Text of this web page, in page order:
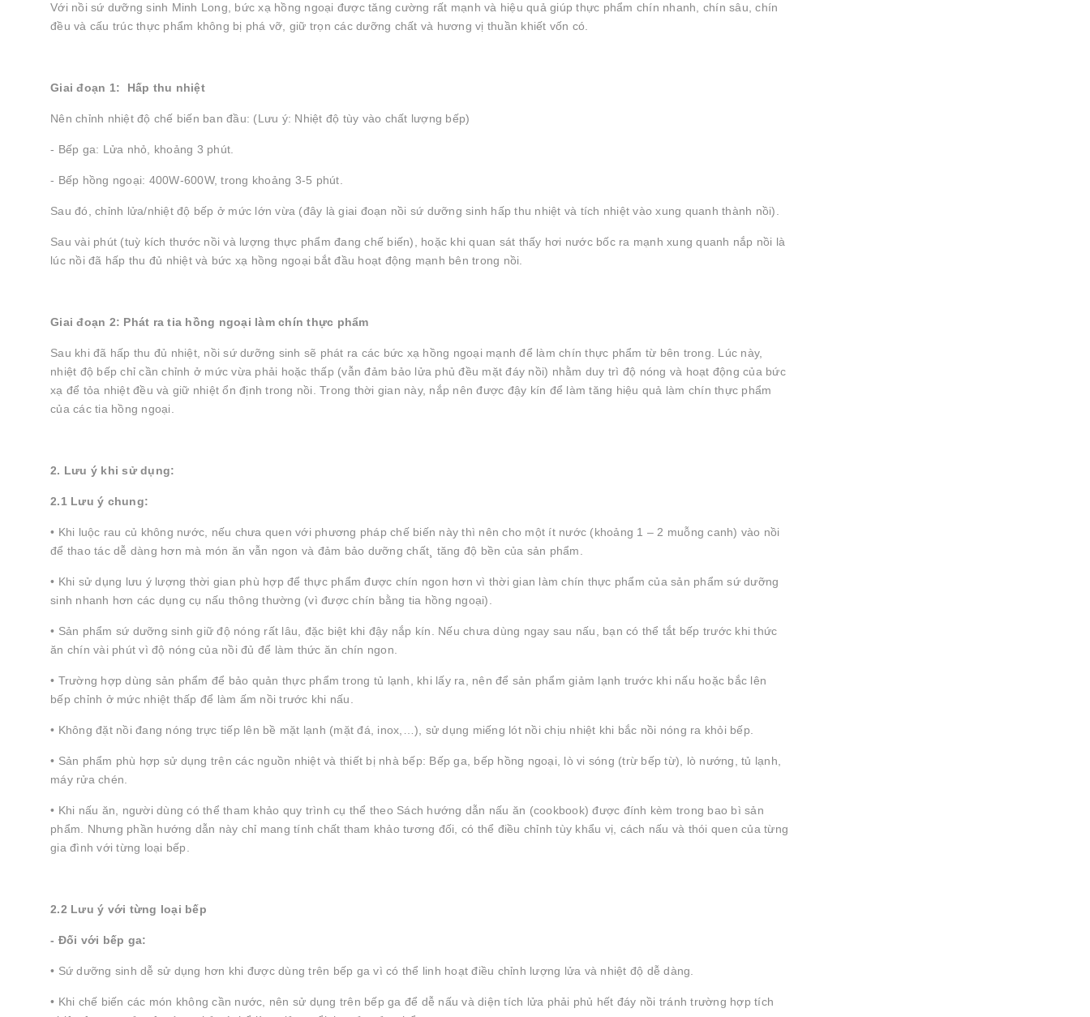
Với nồi sứ dưỡng sinh Minh Long, bức xạ hồng ngoại được tăng cường rất mạnh và hiệu quả giúp thực phẩm chín nhanh, chín sâu, chín
đều và cấu trúc thực phẩm không bị phá vỡ, giữ trọn các dưỡng chất và hương vị thuần khiết vốn có.
Giai đoạn 1: Hấp thu nhiệt
Nên chỉnh nhiệt độ chế biến ban đầu: (Lưu ý: Nhiệt độ tùy vào chất lượng bếp)
- Bếp ga: Lửa nhỏ, khoảng 3 phút.
- Bếp hồng ngoại: 400W-600W, trong khoảng 3-5 phút.
Sau đó, chỉnh lửa/nhiệt độ bếp ở mức lớn vừa (đây là giai đoạn nồi sứ dưỡng sinh hấp thu nhiệt và tích nhiệt vào xung quanh thành nồi).
Sau vài phút (tuỳ kích thước nồi và lượng thực phẩm đang chế biến), hoặc khi quan sát thấy hơi nước bốc ra mạnh xung quanh nắp nồi là
lúc nồi đã hấp thu đủ nhiệt và bức xạ hồng ngoại bắt đầu hoạt động mạnh bên trong nồi.
Giai đoạn 2: Phát ra tia hồng ngoại làm chín thực phẩm
Sau khi đã hấp thu đủ nhiệt, nồi sứ dưỡng sinh sẽ phát ra các bức xạ hồng ngoại mạnh để làm chín thực phẩm từ bên trong. Lúc này,
nhiệt độ bếp chỉ cần chỉnh ở mức vừa phải hoặc thấp (vẫn đảm bảo lửa phủ đều mặt đáy nồi) nhằm duy trì độ nóng và hoạt động của bức
xạ để tỏa nhiệt đều và giữ nhiệt ổn định trong nồi. Trong thời gian này, nắp nên được đậy kín để làm tăng hiệu quả làm chín thực phẩm
của các tia hồng ngoại.
2. Lưu ý khi sử dụng:
2.1 Lưu ý chung:
• Khi luộc rau củ không nước, nếu chưa quen với phương pháp chế biến này thì nên cho một ít nước (khoảng 1 – 2 muỗng canh) vào nồi
để thao tác dễ dàng hơn mà món ăn vẫn ngon và đảm bảo dưỡng chất¸ tăng độ bền của sản phẩm.
• Khi sử dụng lưu ý lượng thời gian phù hợp để thực phẩm được chín ngon hơn vì thời gian làm chín thực phẩm của sản phẩm sứ dưỡng
sinh nhanh hơn các dụng cụ nấu thông thường (vì được chín bằng tia hồng ngoại).
• Sản phẩm sứ dưỡng sinh giữ độ nóng rất lâu, đặc biệt khi đậy nắp kín. Nếu chưa dùng ngay sau nấu, bạn có thể tắt bếp trước khi thức
ăn chín vài phút vì độ nóng của nồi đủ để làm thức ăn chín ngon.
• Trường hợp dùng sản phẩm để bảo quản thực phẩm trong tủ lạnh, khi lấy ra, nên để sản phẩm giảm lạnh trước khi nấu hoặc bắc lên
bếp chỉnh ở mức nhiệt thấp để làm ấm nồi trước khi nấu.
• Không đặt nồi đang nóng trực tiếp lên bề mặt lạnh (mặt đá, inox,…), sử dụng miếng lót nồi chịu nhiệt khi bắc nồi nóng ra khỏi bếp.
• Sản phẩm phù hợp sử dụng trên các nguồn nhiệt và thiết bị nhà bếp: Bếp ga, bếp hồng ngoại, lò vi sóng (trừ bếp từ), lò nướng, tủ lạnh,
máy rửa chén.
• Khi nấu ăn, người dùng có thể tham khảo quy trình cụ thể theo Sách hướng dẫn nấu ăn (cookbook) được đính kèm trong bao bì sản
phẩm. Nhưng phần hướng dẫn này chỉ mang tính chất tham khảo tương đối, có thể điều chỉnh tùy khẩu vị, cách nấu và thói quen của từng
gia đình với từng loại bếp.
2.2 Lưu ý với từng loại bếp
- Đối với bếp ga:
• Sứ dưỡng sinh dễ sử dụng hơn khi được dùng trên bếp ga vì có thể linh hoạt điều chỉnh lượng lửa và nhiệt độ dễ dàng.
• Khi chế biến các món không cần nước, nên sử dụng trên bếp ga để dễ nấu và diện tích lửa phải phủ hết đáy nồi tránh trường hợp tích